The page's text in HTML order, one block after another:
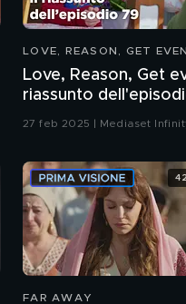
LOVE, REASON, GET EVEN
Love, Reason, Get
riassunto
27 feb 2025 | Mediaset
FAR AWAY